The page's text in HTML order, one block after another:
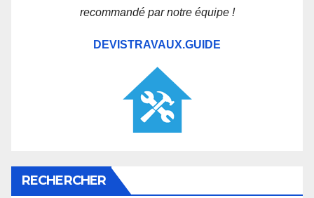
recommandé par notre équipe !
DEVISTRAVAUX.GUIDE
RECHERCHER